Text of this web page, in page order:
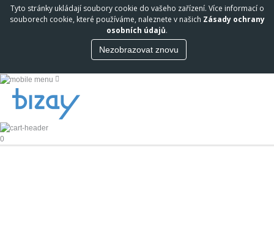
Tyto stránky ukládají soubory cookie do vašeho zařízení. Více informací o
souborech cookie, které používáme, naleznete v našich Zásady ochrany
osobních údajů.
Nezobrazovat znovu
0